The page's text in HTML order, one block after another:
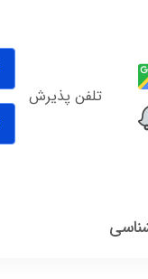
تلفن پذیرش